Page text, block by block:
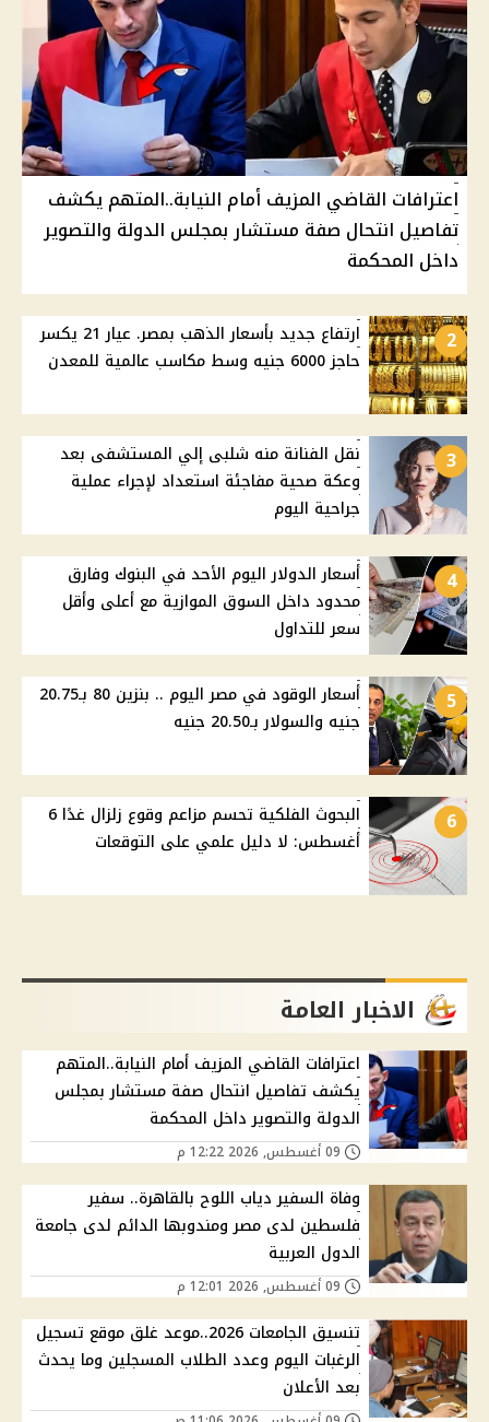
اعترافات القاضي المزيف أمام النيابة..المتهم يكشف
تفاصيل انتحال صفة مستشار بمجلس الدولة والتصوير
داخل المحكمة
2
ارتفاع جديد بأسعار الذهب بمصر. عيار 21 يكسر
حاجز 6000 جنيه وسط مكاسب عالمية للمعدن
3
نقل الفنانة منه شلبى إلي المستشفى بعد
وعكة صحية مفاجئة استعداد لإجراء عملية
جراحية اليوم
4
أسعار الدولار اليوم الأحد في البنوك وفارق
محدود داخل السوق الموازية مع أعلى وأقل
سعر للتداول
5
أسعار الوقود في مصر اليوم .. بنزين 80 بـ20.75
جنيه والسولار بـ20.50 جنيه
6
البحوث الفلكية تحسم مزاعم وقوع زلزال غدًا 6
أغسطس: لا دليل علمي على التوقعات
الاخبار العامة
اعترافات القاضي المزيف أمام النيابة..المتهم
يكشف تفاصيل انتحال صفة مستشار بمجلس
الدولة والتصوير داخل المحكمة
وفاة السفير دياب اللوح بالقاهرة.. سفير
فلسطين لدى مصر ومندوبها الدائم لدى جامعة
الدول العربية
تنسيق الجامعات 2026..موعد غلق موقع تسجيل
الرغبات اليوم وعدد الطلاب المسجلين وما يحدث
بعد الأعلان